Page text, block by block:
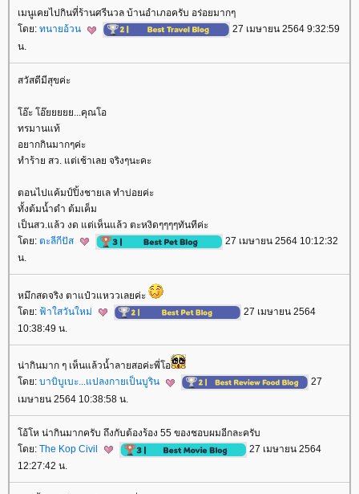
เมนูเคยไปกินที่ร้านศรีนวล บ้านอำเภอครับ อร่อยมากๆ
ดย: ทนายอ้วน
27 เมษายน 2564 9:32:59
น.
สวัสดีมีสุขค่ะ
อ๊ะ โอ๊ยยยยย...คุณโอ
ทรมานแท้
อยากกินมากๆค่ะ
ทำร้าย สว. แต่เช้าเลย จริงๆนะคะ
ตอนไปแค้มป์ปิ้งชายเล ทำบ่อยค่ะ
ทั้งต้มน้ำดำ ต้มเค็ม
เป็นสว.แล้ว งด แต่เห็นแล้ว ตะหงิดๆๆๆๆทันทีค่ะ
ดย: ตะลีกีปัส
27 เมษายน 2564 10:12:32
น.
หมึกสดจริง ตาแป๋วแหววเลยค่ะ
ดย: ฟ้าใสวันใหม่
27 เมษายน 2564
10:38:49 น.
น่ากินมาก ๆ เห็นแล้วน้ำลายสอค่ะพี่โอ
ดย: บาบิบูเบะ...แปลงกายเป็นบูริน
27
เมษายน 2564 10:38:58 น.
อ้โห น่ากินมากครับ ถึงกับต้องร้อง 55 ของชอบผมอีกละครับ
ดย: The Kop Civil
27 เมษายน 2564
12:27:42 น.